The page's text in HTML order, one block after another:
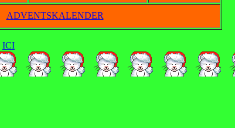
ADVENTSKALENDER
ICI